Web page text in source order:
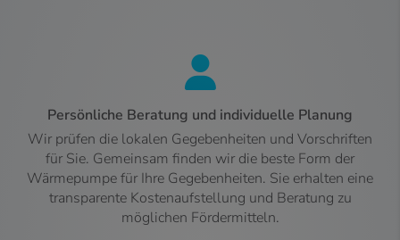
Persönliche Beratung und individuelle Planung
Wir prüfen die lokalen Gegebenheiten und Vorschriften
für Sie. Gemeinsam finden wir die beste Form der
Wärmepumpe für Ihre Gegebenheiten. Sie erhalten eine
transparente Kostenaufstellung und Beratung zu
möglichen Fördermitteln.